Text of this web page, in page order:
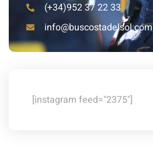
(+34)952 37 22 33
info@buscostadelsol.com
[instagram feed="2375"]